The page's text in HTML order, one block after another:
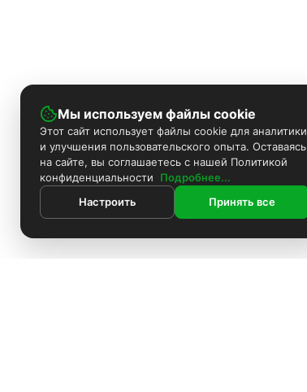
Мы используем файлы cookie
Этот сайт использует файлы cookie для аналитики
и улучшения пользовательского опыта. Оставаясь
на сайте, вы соглашаетесь с нашей Политикой
конфиденциальности
Подробнее...
Настроить
Принять все